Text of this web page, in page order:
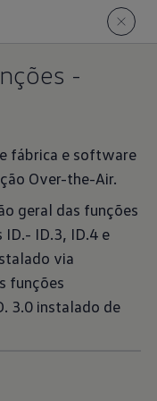
Verão
-
fábrica e software
Over-the-Air.
geral das funções
ID.3, ID.4 e
via
funções
3.0 instalado de